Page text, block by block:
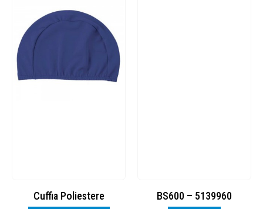
Cuffia Poliestere BS600 – 5139960